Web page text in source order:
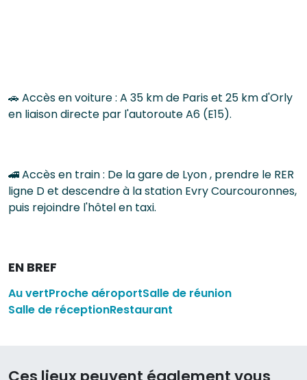
🚗 Accès en voiture : A 35 km de Paris et 25 km d'Orly
en liaison directe par l'autoroute A6 (E15).
🚄 Accès en train : De la gare de Lyon , prendre le RER
ligne D et descendre à la station Evry Courcouronnes,
puis rejoindre l'hôtel en taxi.
EN BREF
Au vertProche aéroportSalle de réunion
Salle de réceptionRestaurant